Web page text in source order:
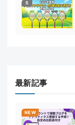
最新記事
NEW